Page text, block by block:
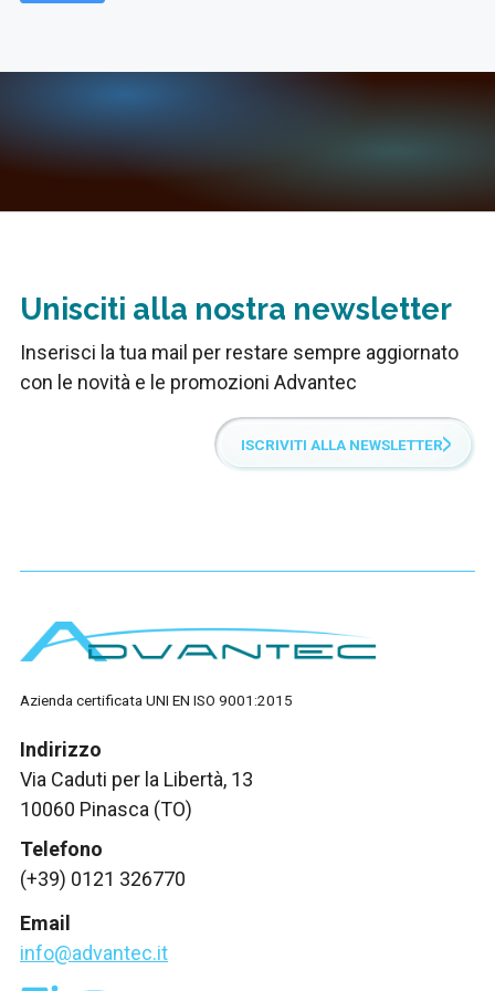
Unisciti alla nostra newsletter
Inserisci la tua mail per restare sempre aggiornato
con le novità e le promozioni Advantec
ISCRIVITI ALLA NEWSLETTER
Azienda certificata UNI EN ISO 9001:2015
Indirizzo
Via Caduti per la Libertà, 13
10060 Pinasca (TO)
Telefono
(+39) 0121 326770
Email
info@advantec.it